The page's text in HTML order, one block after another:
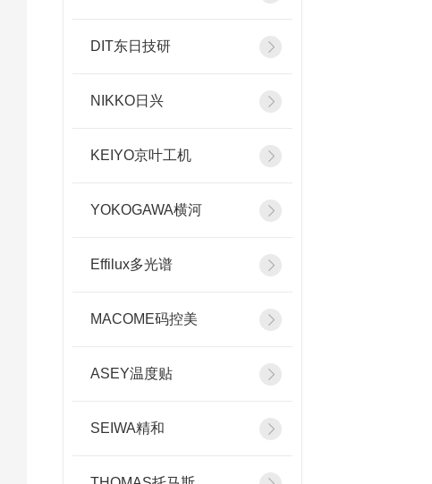
DIT东日技研
NIKKO日兴
KEIYO京叶工机
YOKOGAWA横河
Effilux多光谱
MACOME码控美
ASEY温度贴
SEIWA精和